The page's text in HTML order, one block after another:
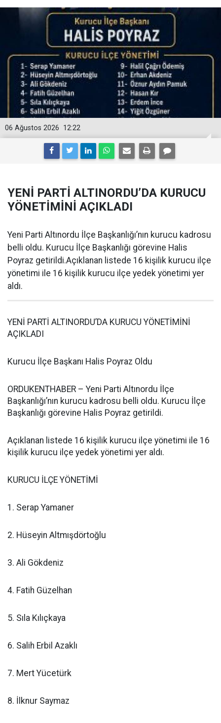
12:22
06 Ağustos 2026
YENİ PARTİ ALTINORDU’DA KURUCU
YÖNETİMİNİ AÇIKLADI
Yeni Parti Altınordu İlçe Başkanlığı’nın kurucu kadrosu
belli oldu. Kurucu İlçe Başkanlığı görevine Halis
Poyraz getirildi.Açıklanan listede 16 kişilik kurucu ilçe
yönetimi ile 16 kişilik kurucu ilçe yedek yönetimi yer
aldı.
YENİ PARTİ ALTINORDU’DA KURUCU YÖNETİMİNİ
AÇIKLADI
Kurucu İlçe Başkanı Halis Poyraz Oldu
ORDUKENTHABER – Yeni Parti Altınordu İlçe
Başkanlığı’nın kurucu kadrosu belli oldu. Kurucu İlçe
Başkanlığı görevine Halis Poyraz getirildi.
Açıklanan listede 16 kişilik kurucu ilçe yönetimi ile 16
kişilik kurucu ilçe yedek yönetimi yer aldı.
KURUCU İLÇE YÖNETİMİ
1. Serap Yamaner
2. Hüseyin Altmışdörtoğlu
3. Ali Gökdeniz
4. Fatih Güzelhan
5. Sıla Kılıçkaya
6. Salih Erbil Azaklı
7. Mert Yücetürk
8. İlknur Saymaz